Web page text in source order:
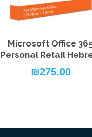
Microsoft Office
Personal Retail
₪275.00